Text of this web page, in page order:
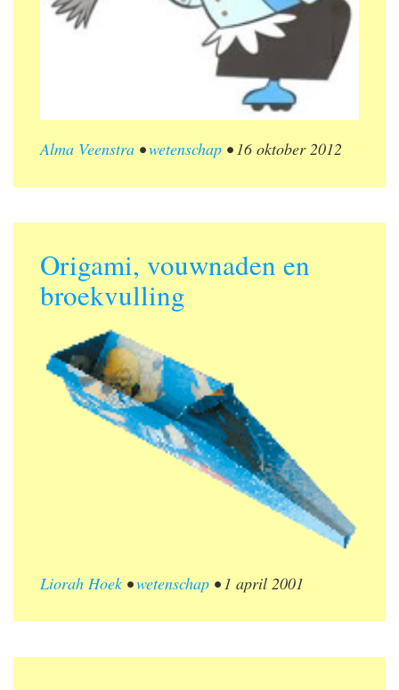
Alma Veenstra •wetenschap • 16 oktober 2012
Origami, vouwnaden en
broekvulling
Liorah Hoek•wetenschap •1 april 2001